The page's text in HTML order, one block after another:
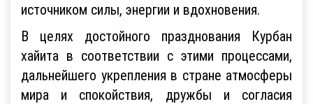
источником силы, энергии и вдохновения.
В целях достойного празднования Курбан
хайита в соответствии с этими процессами,
дальнейшего укрепления в стране атмосферы
мира и спокойствия, дружбы и согласия